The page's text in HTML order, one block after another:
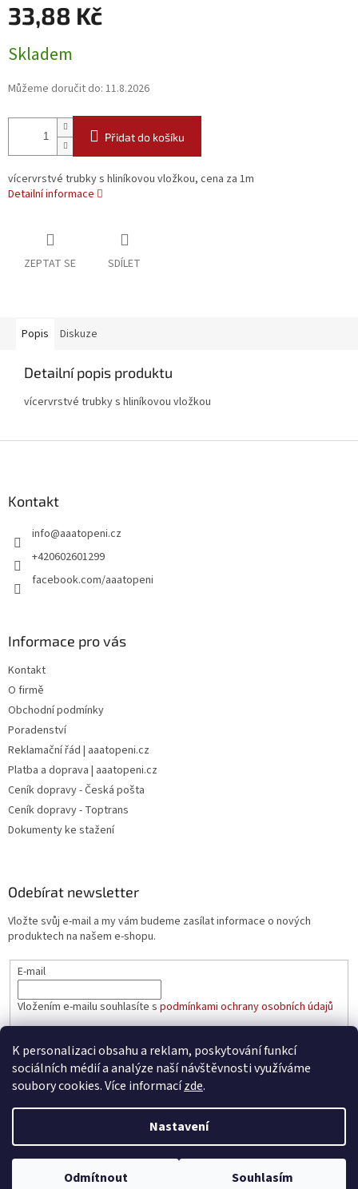
K personalizaci obsahu a reklam, poskytování funkcí
sociálních médií a analýze naší návštěvnosti využíváme
soubory cookies. Více informacízde.
Nastavení
Odmítnout Souhlasím
33,88 Kč
cena:
Skladem
Můžeme doručit do: 11.8.2026
Přidat do košíku
vícervrstvé trubky s hliníkovou vložkou, cena za 1m
Detailní informace
ZEPTAT SE SDÍLET
Popis Diskuze
Detailní popis produktu
vícervrstvé trubky s hliníkovou vložkou
Kontakt
info@aaatopeni.cz
+420602601299
facebook.com/aaatopeni
Informace pro vás
Kontakt
O firmě
Obchodní podmínky
Poradenství
Reklamační řád | aaatopeni.cz
Platba a doprava | aaatopeni.cz
Ceník dopravy - Česká pošta
Ceník dopravy - Toptrans
Dokumenty ke stažení
Odebírat newsletter
Vložte svůj e-mail a my vám budeme zasílat informace o nových
produktech na našem e-shopu.
E-mail
Vložením e-mailu souhlasíte s podmínkami ochrany osobních údajů
PŘIHLÁSIT SE
Copyright 2026aaatopeni.cz. Všechna práva vyhrazena.Upravit